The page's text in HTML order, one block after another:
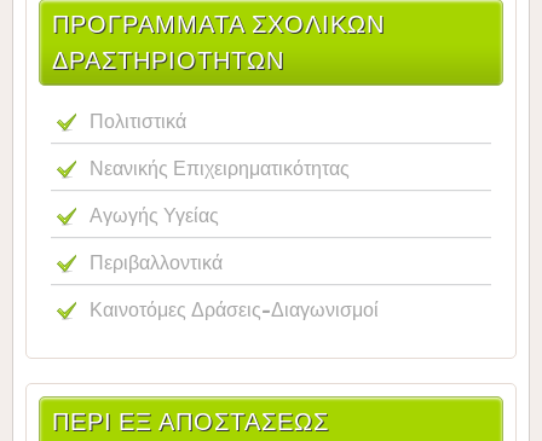
ΠΡΟΓΡΑΜΜΑΤΑ ΣΧΟΛΙΚΩΝ
ΔΡΑΣΤΗΡΙΟΤΗΤΩΝ
Πολιτιστικά
Νεανικής Επιχειρηματικότητας
Αγωγής Υγείας
Περιβαλλοντικά
Καινοτόμες Δράσεις-Διαγωνισμοί
ΠΕΡΙ ΕΞ ΑΠΟΣΤΑΣΕΩΣ